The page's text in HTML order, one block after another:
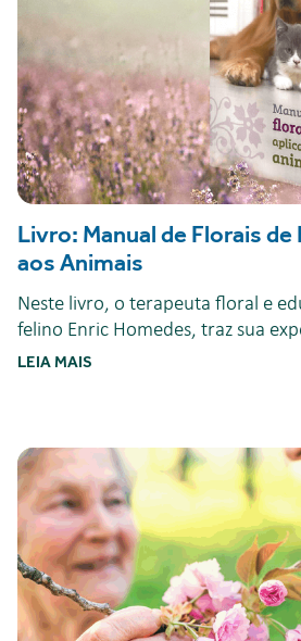
Livro: Manual de Florais de
aos Animais
Neste livro, o terapeuta floral e
felino Enric Homedes, traz sua
LEIA MAIS